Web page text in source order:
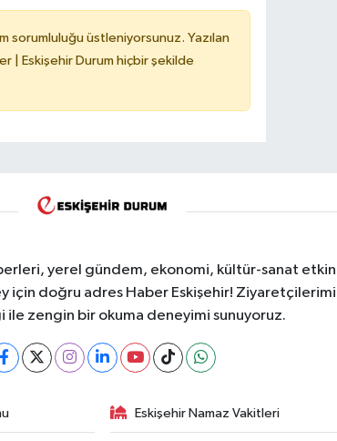
sorumluluğu üstleniyorsunuz. Yazılan
| Eskişehir Durum hiçbir şekilde
yerel gündem, ekonomi, kültür-sanat
için doğru adres Haber Eskişehir!
ile zengin bir okuma deneyimi sunuyoruz.
Eskişehir Namaz Vakitleri